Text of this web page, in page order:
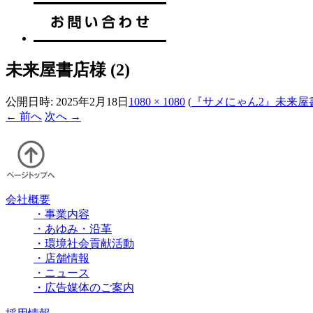
未来屋書店様 (2)
公開日時: 2025年2月18日 1080 × 1080 ( 『サメにゃん2』未来
← 前へ 次へ →
会社概要
・事業内容
・あゆみ・沿革
・環境社会貢献活動
・店舗情報
・ニュース
・広告媒体のご案内